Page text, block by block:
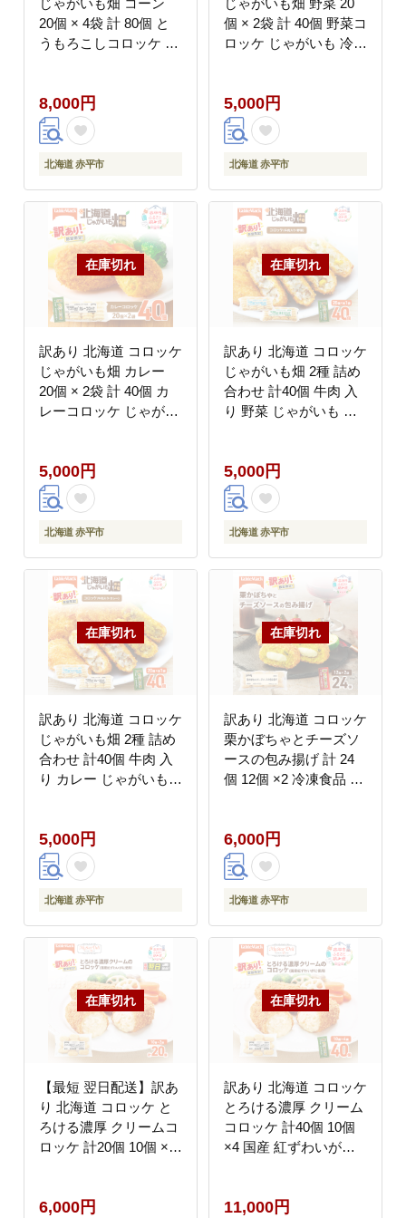
20個 × 4袋 計 80個 と
うもろこしコロッケ じ
当 おかず 揚げ物 グル
メ 大容量 冷凍コロッケ
揚げるだけ 時短
8,000円
北海道 赤平市
個 × 2袋 計 40個 野菜コ
ロッケ じゃがいも 冷凍
凍コロッケ 揚げるだけ
時短
5,000円
北海道 赤平市
訳あり 北海道 コロッケ
じゃがいも畑 カレー
20個 × 2袋 計 40個 カ
レーコロッケ じゃがい
ず 揚げ物 グルメ 大容
量 冷凍コロッケ 揚げる
だけ 時短
5,000円
北海道 赤平市
訳あり 北海道 コロッケ
じゃがいも畑 2種 詰め
合わせ 計40個 牛肉 入
り 野菜 じゃがいも 最
げ物 グルメ 大容量 冷
凍コロッケ 揚げるだけ
時短
5,000円
北海道 赤平市
訳あり 北海道 コロッケ
じゃがいも畑 2種 詰め
合わせ 計40個 牛肉 入
り カレー じゃがいも
揚げ物グルメ 大容量 冷
凍コロッケ 揚げるだけ
時短
5,000円
北海道 赤平市
訳あり 北海道 コロッケ
栗かぼちゃとチーズソ
ースの包み揚げ 計 24
個 12個 ×2 冷凍食品 惣
メ 大容量 冷凍コロッケ
揚げるだけ 時短
6,000円
北海道 赤平市
【最短 翌日配送】訳あ
り 北海道 コロッケ と
ろける濃厚 クリームコ
ロッケ 計20個 10個 ×2
品 惣菜 弁当 おかず 揚
6,000円
訳あり 北海道 コロッケ
とろける濃厚 クリーム
コロッケ 計40個 10個
×4 国産 紅ずわいがに
品 惣菜 弁当 おかず 揚
11,000円